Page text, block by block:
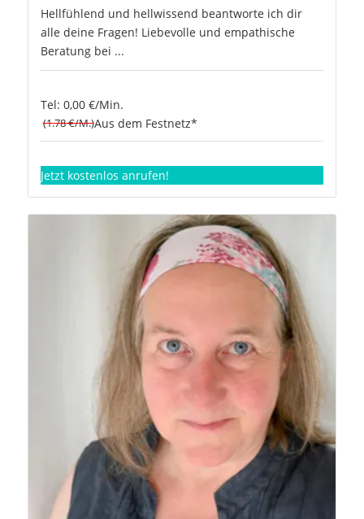
Hellfühlend und hellwissend beantworte ich dir
alle deine Fragen! Liebevolle und empathische
Beratung bei ...
Tel: 0,00 €/Min.
(1.78 €/M.)Aus dem Festnetz*
Jetzt kostenlos anrufen!